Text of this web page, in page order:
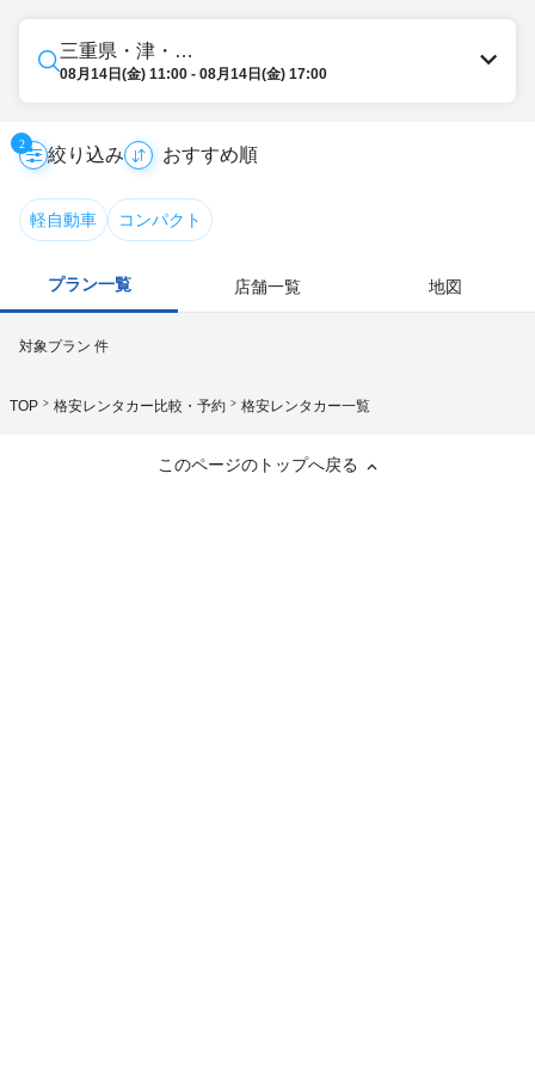
三重県・津・久居・美杉・松阪
08月14日(金) 11:00 - 08月14日(金) 17:00
2
絞り込み
軽自動車 コンパクト
プラン一覧 店舗一覧 地図
対象プラン 件
TOP 格安レンタカー比較・予約 格安レンタカー一覧
このページのトップへ戻る